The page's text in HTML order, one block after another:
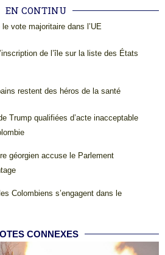
EN CONTINU
vote majoritaire dans l’UE
de l’île sur la liste des États
restent des héros de la santé
Trump qualifiées d’acte inacceptable
géorgien accuse le Parlement
Colombiens s’engagent dans le
CONNEXES